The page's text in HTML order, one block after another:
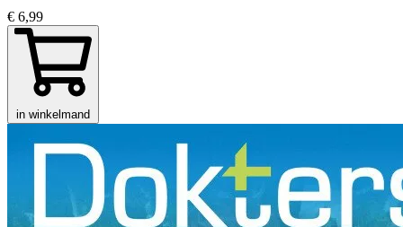
€ 6,99
in winkelmand